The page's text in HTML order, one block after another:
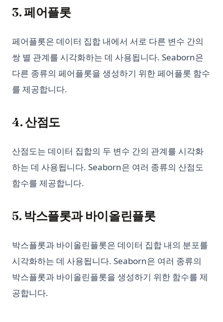
3. 페어플롯
페어플롯은 데이터 집합 내에서 서로 다른 변수 간의
쌍 별 관계를 시각화하는 데 사용됩니다. Seaborn은
다른 종류의 페어플롯을 생성하기 위한 페어플롯 함수
를 제공합니다.
4. 산점도
산점도는 데이터 집합의 두 변수 간의 관계를 시각화
하는 데 사용됩니다. Seaborn은 여러 종류의 산점도
함수를 제공합니다.
5. 박스플롯과 바이올린플롯
박스플롯과 바이올린플롯은 데이터 집합 내의 분포를
시각화하는 데 사용됩니다. Seaborn은 여러 종류의
박스플롯과 바이올린플롯을 생성하기 위한 함수를 제
공합니다.